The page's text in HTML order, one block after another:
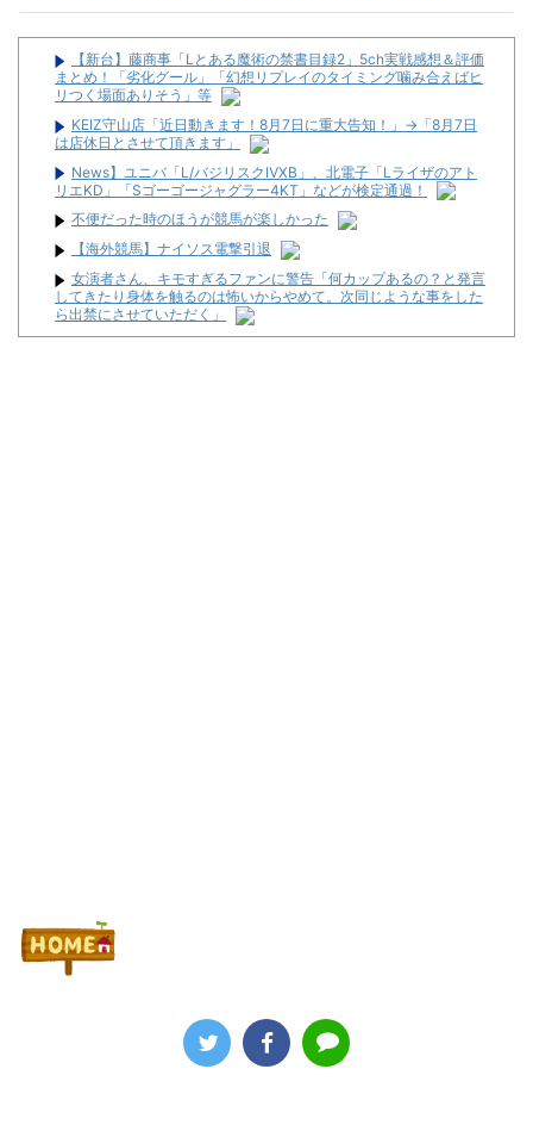
【新台】藤商事「Lとある魔術の禁書目録2」5ch実戦感想＆評価
まとめ！「劣化グール」「幻想リプレイのタイミング噛み合えばヒ
リつく場面ありそう」等
KEIZ守山店「近日動きます！8月7日に重大告知！」→「8月7日
は店休日とさせて頂きます」
News】ユニバ「L/バジリスクⅣXB」、北電子「Lライザのアト
リエKD」「Sゴーゴージャグラー4KT」などが検定通過！
不便だった時のほうが競馬が楽しかった
【海外競馬】ナイソス電撃引退
女演者さん、キモすぎるファンに警告「何カップあるの？と発言
してきたり身体を触るのは怖いからやめて。次同じような事をした
ら出禁にさせていただく」
【米国株】サンディスク、普通に爆裂決算なのにね…！？部員は